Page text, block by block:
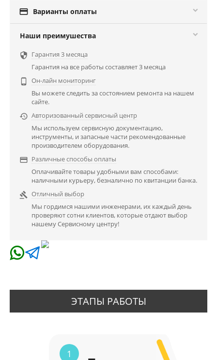
 Варианты оплаты
Наши преимушества
 Гарантия 3 месяца
Гарантия на все работы составляет 3 месяца

Он-лайн мониторинг
Вы можете следить за состоянием ремонта на нашем
сайте.
 Авторизованный сервисный центр
Мы используем сервисную документацию,
инструменты, и запасные части рекомендованные
производителем оборудования.
 Различные способы оплаты
Оплачивайте товары удобными вам способами:
наличными курьеру, безналично по квитанции банка.
 Отличный выбор
Мы гордимся нашими инженерами, их каждый день
проверяют сотни клиентов, которые отдают выбор
нашему Сервисному центру!
ЭТАПЫ РАБОТЫ
1